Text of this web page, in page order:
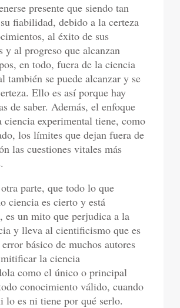
presente que siendo tan
fiabilidad, debido a la certeza
al éxito de sus
y al progreso que alcanzan
en todo, fuera de la ciencia
también se puede alcanzar y se
Ello es así porque hay
de saber. Además, el enfoque
ciencia experimental tiene, como
los límites que dejan fuera de
las cuestiones vitales más
parte, que todo lo que
ciencia es cierto y está
es un mito que perjudica a la
y lleva al cientificismo que es
básico de muchos autores
la ciencia
como el único o principal
conocimiento válido, cuando
lo es ni tiene por qué serlo.